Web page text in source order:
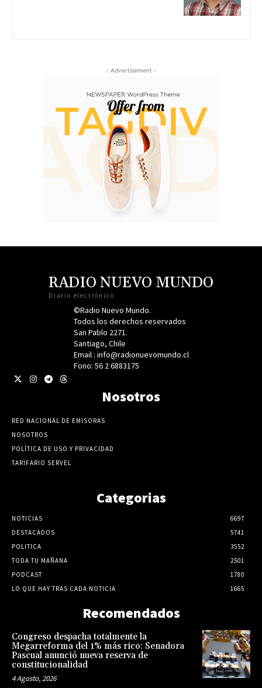
- Advertisement -
RADIO NUEVO MUNDO
Diario electrónico
©Radio Nuevo Mundo.
Todos los derechos reservados
San Pablo 2271.
Santiago, Chile
Email : info@radionuevomundo.cl
Fono: 56 2 6883175
Nosotros
RED NACIONAL DE EMISORAS
NOSOTROS
POLÍTICA DE USO Y PRIVACIDAD
TARIFARIO SERVEL
Categorias
NOTICIAS
6697
DESTACADOS
5741
POLITICA
3552
TODA TU MAÑANA
2501
PODCAST
1780
LO QUE HAY TRAS CADA NOTICIA
1665
Recomendados
Congreso despacha totalmente la
Megarreforma del 1% más rico: Senadora
Pascual anunció nueva reserva de
constitucionalidad
4 Agosto, 2026